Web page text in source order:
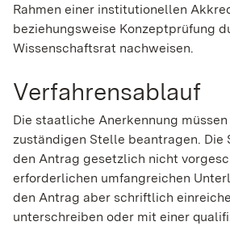
Rahmen einer institutionellen
beziehungsweise Konzeptprüfung
Wissenschaftsrat nachweisen.
Verfahrensablauf
Die staatliche Anerkennung
zuständigen Stelle beantragen. Die
den Antrag gesetzlich nicht
erforderlichen umfangreichen
den Antrag aber schriftlich
unterschreiben oder mit einer